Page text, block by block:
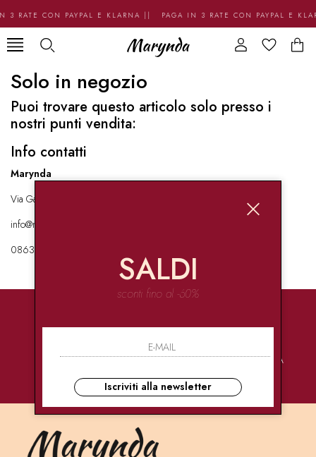
3 RATE CON PAYPAL E KLARNA || PAGA IN 3 RATE CON PAYPAL E
Solo in negozio
Puoi trovare questo articolo solo presso i
nostri punti vendita:
Info contatti
Marynda
Via Garibaldi 136 67051 Avezzano
info@marynda.com
08631871946
PAGAMENTI
CONSEGNE
ULTRA RAPIDE
ASSISTENZA
SALDI
sconti fino al -60%
Iscriviti alla newsletter